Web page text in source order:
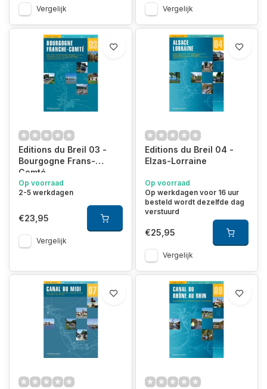
uitgave te verzorgen.
Vergelijk Vergelijk
Editions du Breil 03 -
Bourgogne Frans-
Comté
Op voorraad
2-5 werkdagen
€23,95
Vergelijk
Editions du Breil 04 -
Elzas-Lorraine
Op voorraad
Op werkdagen voor 16 uur
besteld wordt dezelfde dag
verstuurd
€25,95
Vergelijk